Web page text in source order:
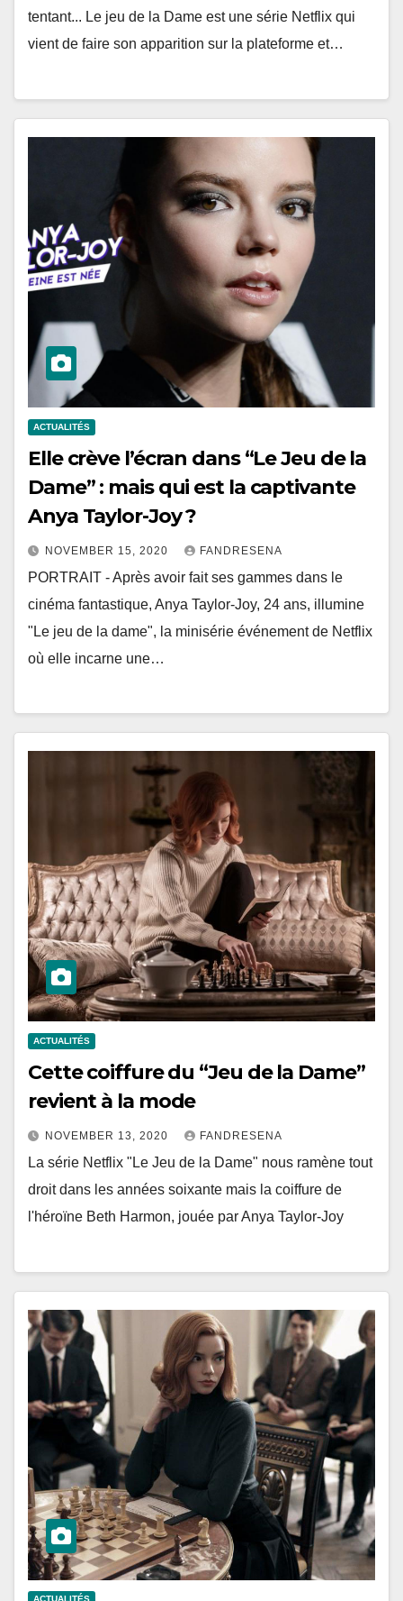
tentant... Le jeu de la Dame est une série Netflix qui
vient de faire son apparition sur la plateforme et…
ACTUALITÉS
Elle crève l’écran dans “Le Jeu de la
Dame” : mais qui est la captivante
Anya Taylor-Joy ?
NOVEMBER 15, 2020 FANDRESENA
PORTRAIT - Après avoir fait ses gammes dans le
cinéma fantastique, Anya Taylor-Joy, 24 ans, illumine
"Le jeu de la dame", la minisérie événement de Netflix
où elle incarne une…
ACTUALITÉS
Cette coiffure du “Jeu de la Dame”
revient à la mode
NOVEMBER 13, 2020 FANDRESENA
La série Netflix "Le Jeu de la Dame" nous ramène tout
droit dans les années soixante mais la coiffure de
l'héroïne Beth Harmon, jouée par Anya Taylor-Joy